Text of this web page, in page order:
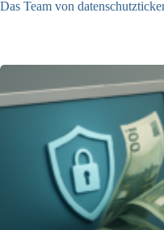
Das Team von